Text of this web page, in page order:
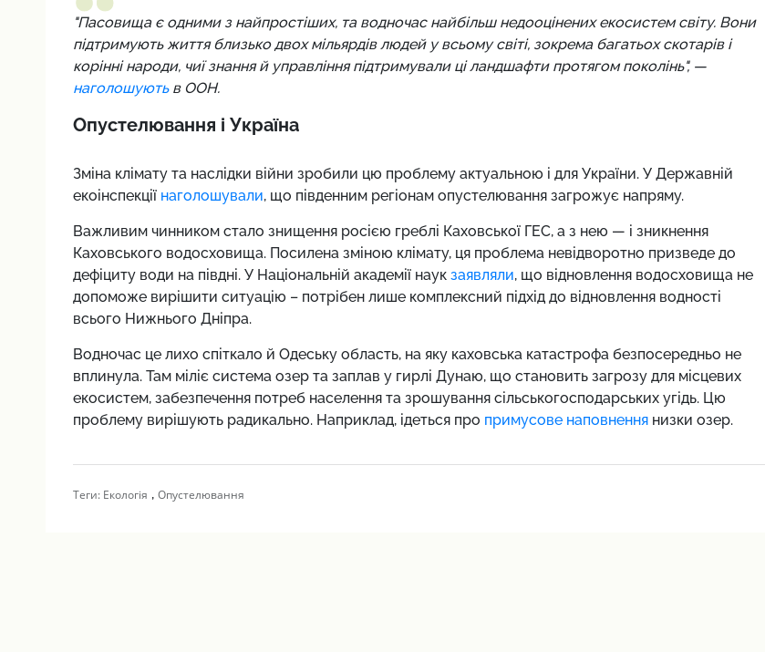
"Пасовища є одними з найпростіших, та водночас найбільш недооцінених екосистем світу. Вони
підтримують життя близько двох мільярдів людей у ​​всьому світі, зокрема багатьох скотарів і
корінні народи, чиї знання й управління підтримували ці ландшафти протягом поколінь", —
наголошуютьв ООН.
Опустелювання і Україна
Зміна клімату та наслідки війни зробили цю проблему актуальною і для України. У Державній
екоінспекції наголошували, що південним регіонам опустелювання загрожує напряму.
Важливим чинником стало знищення росією греблі Каховської ГЕС, а з нею — і зникнення
Каховського водосховища. Посилена зміною клімату, ця проблема невідворотно призведе до
дефіциту води на півдні. У Національній академії наук заявляли, що відновлення водосховища не
допоможе вирішити ситуацію – потрібен лише комплексний підхід до відновлення водності
всього Нижнього Дніпра.
Водночас це лихо спіткало й Одеську область, на яку каховська катастрофа безпосередньо не
вплинула. Там міліє система озер та заплав у гирлі Дунаю, що становить загрозу для місцевих
екосистем, забезпечення потреб населення та зрошування сільськогосподарських угідь. Цю
проблему вирішують радикально. Наприклад, ідеться про примусове наповненнянизки озер.
Теги: Екологія , Опустелювання